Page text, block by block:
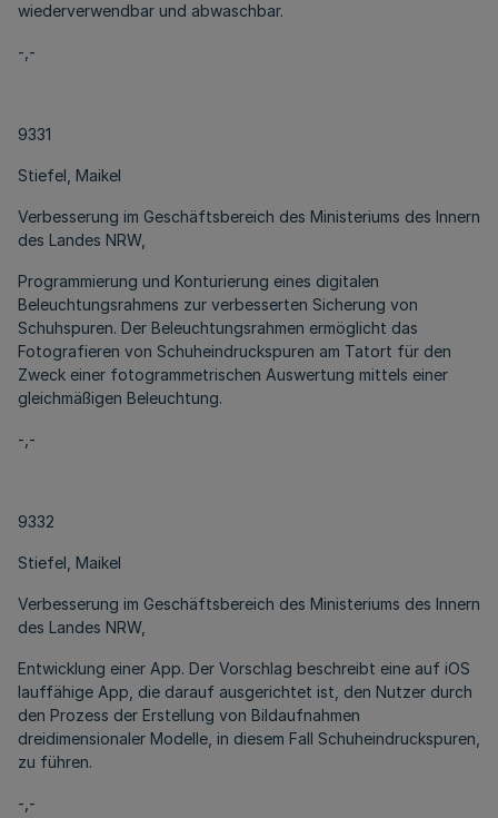
wiederverwendbar und abwaschbar.
-,-
9331
Stiefel, Maikel
Verbesserung im Geschäftsbereich des Ministeriums des Innern
des Landes NRW,
Programmierung und Konturierung eines digitalen
Beleuchtungsrahmens zur verbesserten Sicherung von
Schuhspuren. Der Beleuchtungsrahmen ermöglicht das
Fotografieren von Schuheindruckspuren am Tatort für den
Zweck einer fotogrammetrischen Auswertung mittels einer
gleichmäßigen Beleuchtung.
-,-
9332
Stiefel, Maikel
Verbesserung im Geschäftsbereich des Ministeriums des Innern
des Landes NRW,
Entwicklung einer App. Der Vorschlag beschreibt eine auf iOS
lauffähige App, die darauf ausgerichtet ist, den Nutzer durch
den Prozess der Erstellung von Bildaufnahmen
dreidimensionaler Modelle, in diesem Fall Schuheindruckspuren,
zu führen.
-,-